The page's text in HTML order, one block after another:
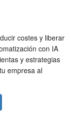
costes y liberar
con IA
y estrategias
empresa al